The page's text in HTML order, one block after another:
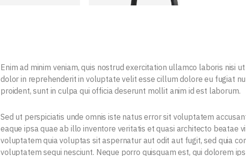
Enim ad minim veniam, quis nostrud exercitation ullamco laboris nisi
dolor in reprehenderit in voluptate velit esse cillum dolore eu fugiat
proident, sunt in culpa qui officia deserunt mollit anim id est laborum.
Sed ut perspiciatis unde omnis iste natus error sit voluptatem
eaque ipsa quae ab illo inventore veritatis et quasi architecto beatae
voluptatem quia voluptas sit aspernatur aut odit aut fugit, sed quia
voluptatem sequi nesciunt. Neque porro quisquam est, qui dolorem